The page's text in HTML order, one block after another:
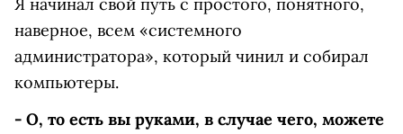
наверное, всем «системного
администратора», который чинил и собирал
компьютеры.
- О, то есть вы руками, в случае чего, можете